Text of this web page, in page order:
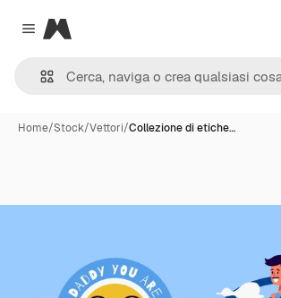
Close menu
Magnific
Home/Stock/Vettori/Collezione di etiche…